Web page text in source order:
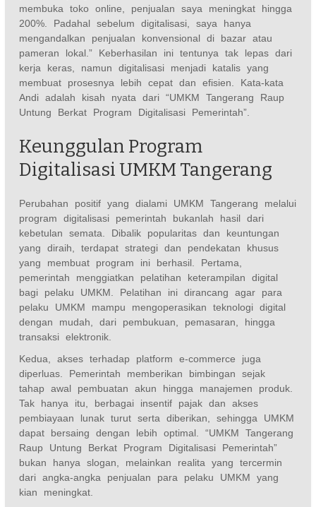
membuka toko online, penjualan saya meningkat hingga
200%. Padahal sebelum digitalisasi, saya hanya
mengandalkan penjualan konvensional di bazar atau
pameran lokal.” Keberhasilan ini tentunya tak lepas dari
kerja keras, namun digitalisasi menjadi katalis yang
membuat prosesnya lebih cepat dan efisien. Kata-kata
Andi adalah kisah nyata dari “UMKM Tangerang Raup
Untung Berkat Program Digitalisasi Pemerintah”.
Keunggulan Program
Digitalisasi UMKM Tangerang
Perubahan positif yang dialami UMKM Tangerang melalui
program digitalisasi pemerintah bukanlah hasil dari
kebetulan semata. Dibalik popularitas dan keuntungan
yang diraih, terdapat strategi dan pendekatan khusus
yang membuat program ini berhasil. Pertama,
pemerintah menggiatkan pelatihan keterampilan digital
bagi pelaku UMKM. Pelatihan ini dirancang agar para
pelaku UMKM mampu mengoperasikan teknologi digital
dengan mudah, dari pembukuan, pemasaran, hingga
transaksi elektronik.
Kedua, akses terhadap platform e-commerce juga
diperluas. Pemerintah memberikan bimbingan sejak
tahap awal pembuatan akun hingga manajemen produk.
Tak hanya itu, berbagai insentif pajak dan akses
pembiayaan lunak turut serta diberikan, sehingga UMKM
dapat bersaing dengan lebih optimal. “UMKM Tangerang
Raup Untung Berkat Program Digitalisasi Pemerintah”
bukan hanya slogan, melainkan realita yang tercermin
dari angka-angka penjualan para pelaku UMKM yang
kian meningkat.